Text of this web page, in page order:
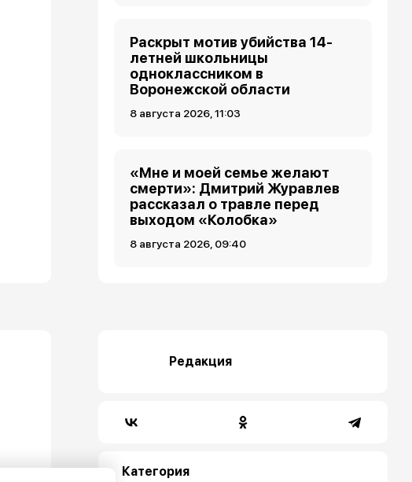
Раскрыт мотив убийства 14-
летней школьницы
одноклассником в
Воронежской области
8 августа 2026, 11:03
«Мне и моей семье желают
смерти»: Дмитрий Журавлев
рассказал о травле перед
выходом «Колобка»
8 августа 2026, 09:40
Редакция
Категория